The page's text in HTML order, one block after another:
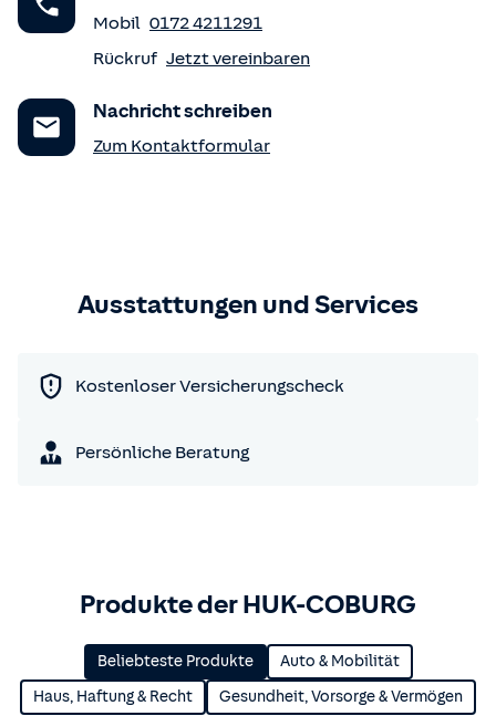
Mobil 0172 4211291
Rückruf Jetzt vereinbaren
Nachricht schreiben
Zum Kontaktformular
Ausstattungen und Services
Kostenloser Versicherungscheck
Persönliche Beratung
Produkte der HUK-COBURG
Beliebteste Produkte Auto & Mobilität
Haus, Haftung & Recht Gesundheit, Vorsorge & Vermögen